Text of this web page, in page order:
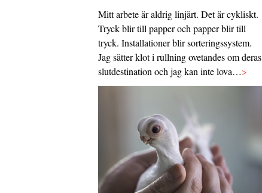
Mitt arbete är aldrig linjärt. Det är cykliskt.
Tryck blir till papper och papper blir till
tryck. Installationer blir sorteringssystem.
Jag sätter klot i rullning ovetandes om deras
slutdestination och jag kan inte lova…>